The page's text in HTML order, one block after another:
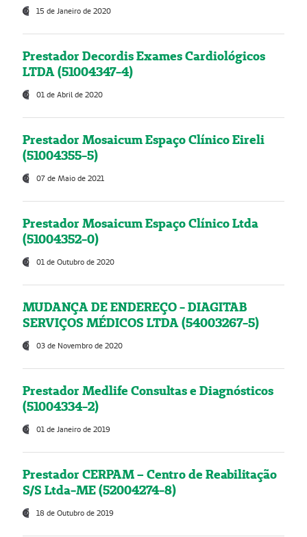
15 de Janeiro de 2020
Prestador Decordis Exames Cardiológicos
LTDA (51004347-4)
01 de Abril de 2020
Prestador Mosaicum Espaço Clínico Eireli
(51004355-5)
07 de Maio de 2021
Prestador Mosaicum Espaço Clínico Ltda
(51004352-0)
01 de Outubro de 2020
MUDANÇA DE ENDEREÇO - DIAGITAB
SERVIÇOS MÉDICOS LTDA (54003267-5)
03 de Novembro de 2020
Prestador Medlife Consultas e Diagnósticos
(51004334-2)
01 de Janeiro de 2019
Prestador CERPAM – Centro de Reabilitação
S/S Ltda-ME (52004274-8)
18 de Outubro de 2019